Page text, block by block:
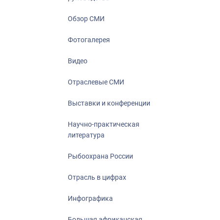
Большая
Укрепление
Обзор СМИ
Фотогалерея
Видео
Отраслевые СМИ
Выставки и конференции
Научно-практическая
литература
Рыбоохрана России
Отрасль в цифрах
Инфографика